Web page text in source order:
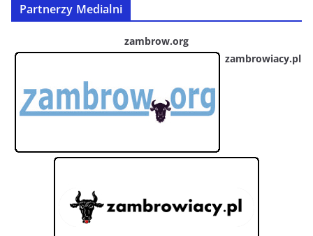
Partnerzy Medialni
zambrow.org
zambrowiacy.pl